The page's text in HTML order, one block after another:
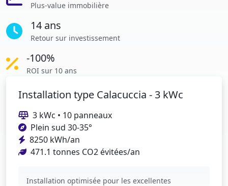
Plus-value immobilière
14 ans
Retour sur investissement
-100%
ROI sur 10 ans
Installation type Calacuccia - 3 kWc
3 kWc • 10 panneaux
Plein sud 30-35°
8250 kWh/an
471.1 tonnes CO2 évitées/an
Installation optimisée pour les excellentes